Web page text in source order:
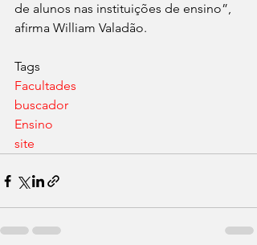
de alunos nas instituições de ensino”,
afirma William Valadão.
Tags
Facultades
buscador
Ensino
site